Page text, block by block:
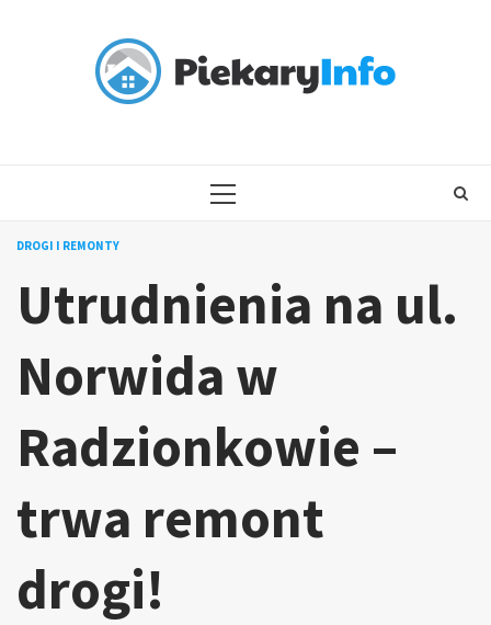
PRIMARY
DROGI I REMONTY
Utrudnienia na ul.
Norwida w
Radzionkowie –
trwa remont
drogi!